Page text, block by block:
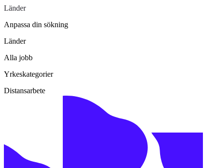
Länder
Anpassa din sökning
Länder
Alla jobb
Yrkeskategorier
Distansarbete